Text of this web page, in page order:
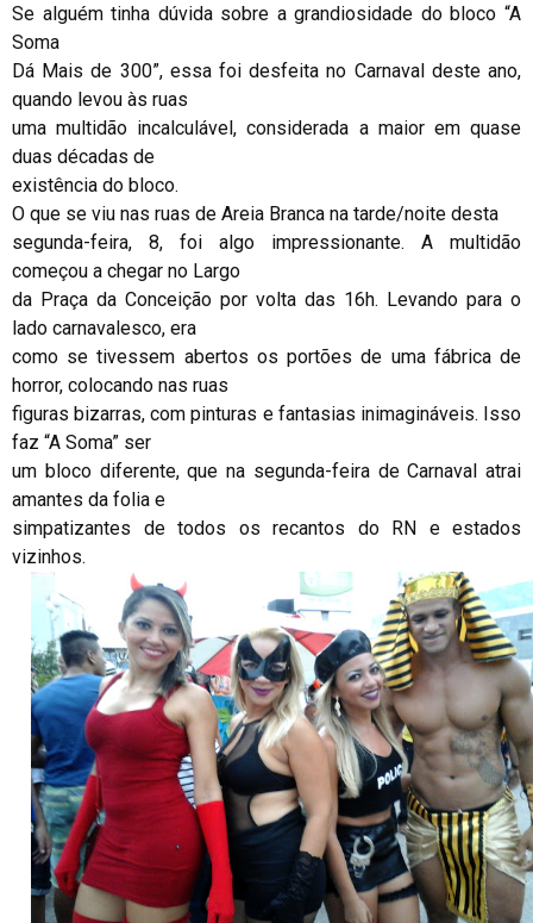
Se alguém tinha dúvida sobre a grandiosidade do bloco “A
Soma
Dá Mais de 300”, essa foi desfeita no Carnaval deste ano,
quando levou às ruas
uma multidão incalculável, considerada a maior em quase
duas décadas de
existência do bloco.
O que se viu nas ruas de Areia Branca na tarde/noite desta
segunda-feira, 8, foi algo impressionante. A multidão
começou a chegar no Largo
da Praça da Conceição por volta das 16h. Levando para o
lado carnavalesco, era
como se tivessem abertos os portões de uma fábrica de
horror, colocando nas ruas
figuras bizarras, com pinturas e fantasias inimagináveis. Isso
faz “A Soma” ser
um bloco diferente, que na segunda-feira de Carnaval atrai
amantes da folia e
simpatizantes de todos os recantos do RN e estados
vizinhos.